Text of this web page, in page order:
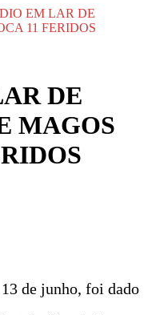
EM LAR DE
11 FERIDOS
DE
MAGOS
de junho, foi dado